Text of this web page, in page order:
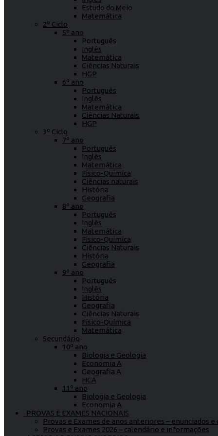
Estudo do Meio
Matemática
2º Ciclo
5º ano
Português
Inglês
Matemática
Ciências Naturais
HGP
6º ano
Português
Inglês
Matemática
Ciências Naturais
HGP
3º Ciclo
7º ano
Português
Inglês
Matemática
Físico-Química
Ciências naturais
História
Geografia
8º ano
Português
Inglês
Matemática
Físico-Química
Ciências Naturais
História
Geografia
9º ano
Português
Inglês
História
Geografia
Ciências Naturais
Físico-Química
Matemática
Secundário
10º ano
Biologia e Geologia
Economia A
Geografia A
HCA
11º ano
Biologia e Geologia
Economia A
PROVAS E EXAMES NACIONAIS
Provas e Exames de anos anteriores – enunciados
Provas e Exames 2026 – calendário e informações